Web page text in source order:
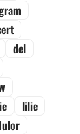
del
lilie